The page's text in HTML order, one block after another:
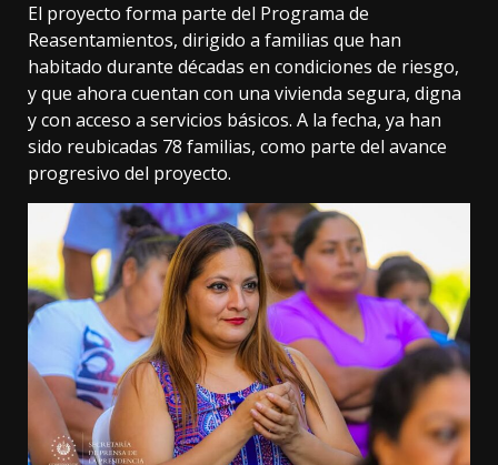
El proyecto forma parte del Programa de
Reasentamientos, dirigido a familias que han
habitado durante décadas en condiciones de riesgo,
y que ahora cuentan con una vivienda segura, digna
y con acceso a servicios básicos. A la fecha, ya han
sido reubicadas 78 familias, como parte del avance
progresivo del proyecto.